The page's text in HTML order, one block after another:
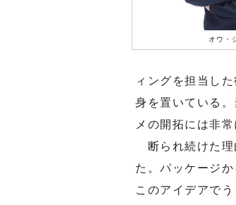
オウ・
ィングを担当し
身を置いている
メの開拓には非
断られ続けた理
た。パッケージ
このアイデアで